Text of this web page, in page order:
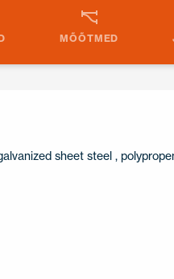
MÕÕTMED
sheet steel ,